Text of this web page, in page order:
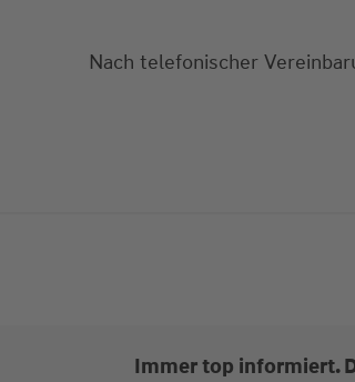
Nach telefonischer
Immer top informiert.